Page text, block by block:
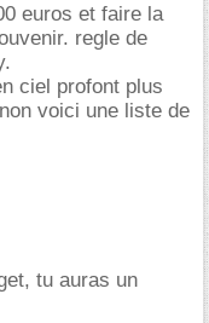
euros et faire la
regle de
ciel profont plus
voici une liste de
tu auras un